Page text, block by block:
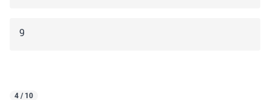
9
4 / 10